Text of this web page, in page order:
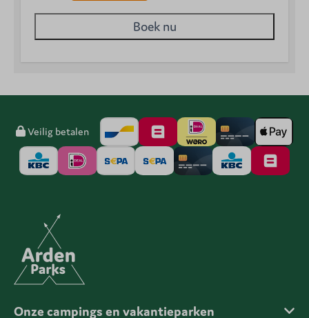
Boek nu
Veilig betalen
Onze campings en vakantieparken